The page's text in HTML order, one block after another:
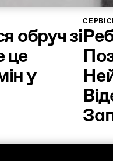
обруч зі
це
у